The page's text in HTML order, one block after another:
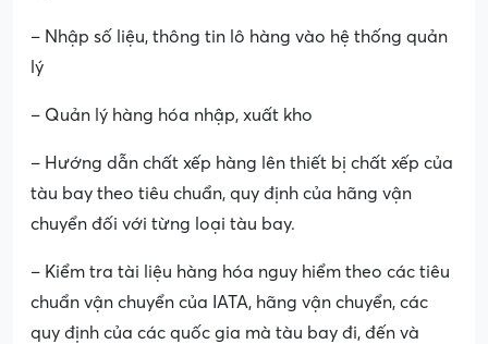
– Nhập số liệu, thông tin lô hàng vào hệ thống quản
lý
– Quản lý hàng hóa nhập, xuất kho
– Hướng dẫn chất xếp hàng lên thiết bị chất xếp của
tàu bay theo tiêu chuẩn, quy định của hãng vận
chuyển đối với từng loại tàu bay.
– Kiểm tra tài liệu hàng hóa nguy hiểm theo các tiêu
chuẩn vận chuyển của IATA, hãng vận chuyển, các
quy định của các quốc gia mà tàu bay đi, đến và